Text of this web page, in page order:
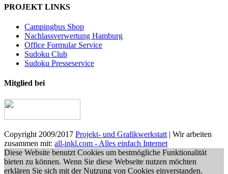
PROJEKT LINKS
Campingbus Shop
Nachlassverwertung Hamburg
Office Formular Service
Sudoku Club
Sudoku Presseservice
Mitglied bei
Copyright 2009/2017 Projekt- und Grafikwerkstatt | Wir arbeiten
zusammen mit: all-inkl.com - Alles einfach Internet
Diese Website benutzt Cookies um bestmögliche Funktionalität
bieten zu können. Wenn Sie diese Webseite nutzen möchten
erklären Sie sich mit der Nutzung von Cookies einverstanden.